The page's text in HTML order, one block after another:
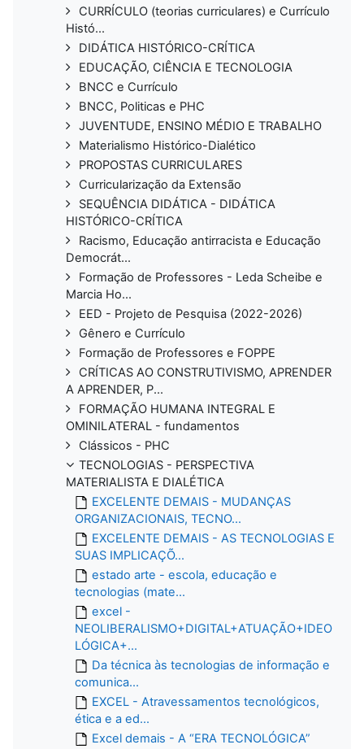
CURRÍCULO (teorias curriculares) e Currículo
Histó...
DIDÁTICA HISTÓRICO-CRÍTICA
EDUCAÇÃO, CIÊNCIA E TECNOLOGIA
BNCC e Currículo
BNCC, Politicas e PHC
JUVENTUDE, ENSINO MÉDIO E TRABALHO
Materialismo Histórico-Dialético
PROPOSTAS CURRICULARES
Curricularização da Extensão
SEQUÊNCIA DIDÁTICA - DIDÁTICA
HISTÓRICO-CRÍTICA
Racismo, Educação antirracista e Educação
Democrát...
Formação de Professores - Leda Scheibe e
Marcia Ho...
EED - Projeto de Pesquisa (2022-2026)
Gênero e Currículo
Formação de Professores e FOPPE
CRÍTICAS AO CONSTRUTIVISMO, APRENDER
A APRENDER, P...
FORMAÇÃO HUMANA INTEGRAL E
OMINILATERAL - fundamentos
Clássicos - PHC
TECNOLOGIAS - PERSPECTIVA
MATERIALISTA E DIALÉTICA
EXCELENTE DEMAIS - MUDANÇAS
ORGANIZACIONAIS, TECNO...
EXCELENTE DEMAIS - AS TECNOLOGIAS E
SUAS IMPLICAÇÕ...
estado arte - escola, educação e
tecnologias (mate...
excel -
NEOLIBERALISMO+DIGITAL+ATUAÇÃO+IDEO
LÓGICA+...
Da técnica às tecnologias de informação e
comunica...
EXCEL - Atravessamentos tecnológicos,
ética e a ed...
Excel demais - A “ERA TECNOLÓGICA”